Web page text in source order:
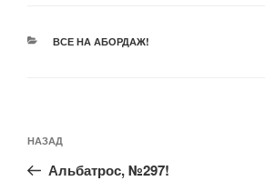
РУБРИКИ
ВСЕ НА АБОРДАЖ!
по
записям
Предыдущая
запись:
НАЗАД
Альбатрос, №297!